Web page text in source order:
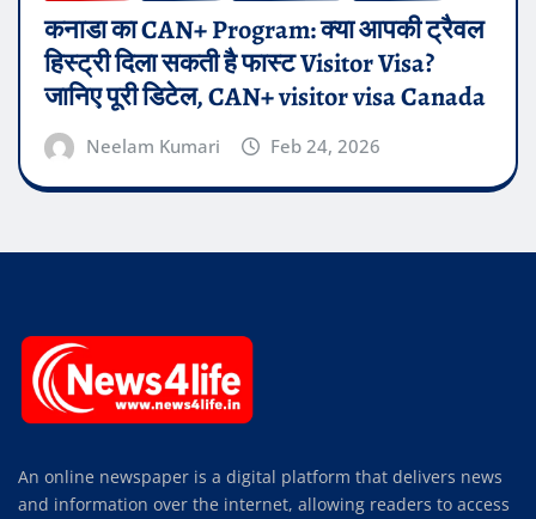
कनाडा का CAN+ Program: क्या आपकी ट्रैवल
हिस्ट्री दिला सकती है फास्ट Visitor Visa?
जानिए पूरी डिटेल, CAN+ visitor visa Canada
Neelam Kumari Feb 24, 2026
An online newspaper is a digital platform that delivers news
and information over the internet, allowing readers to access